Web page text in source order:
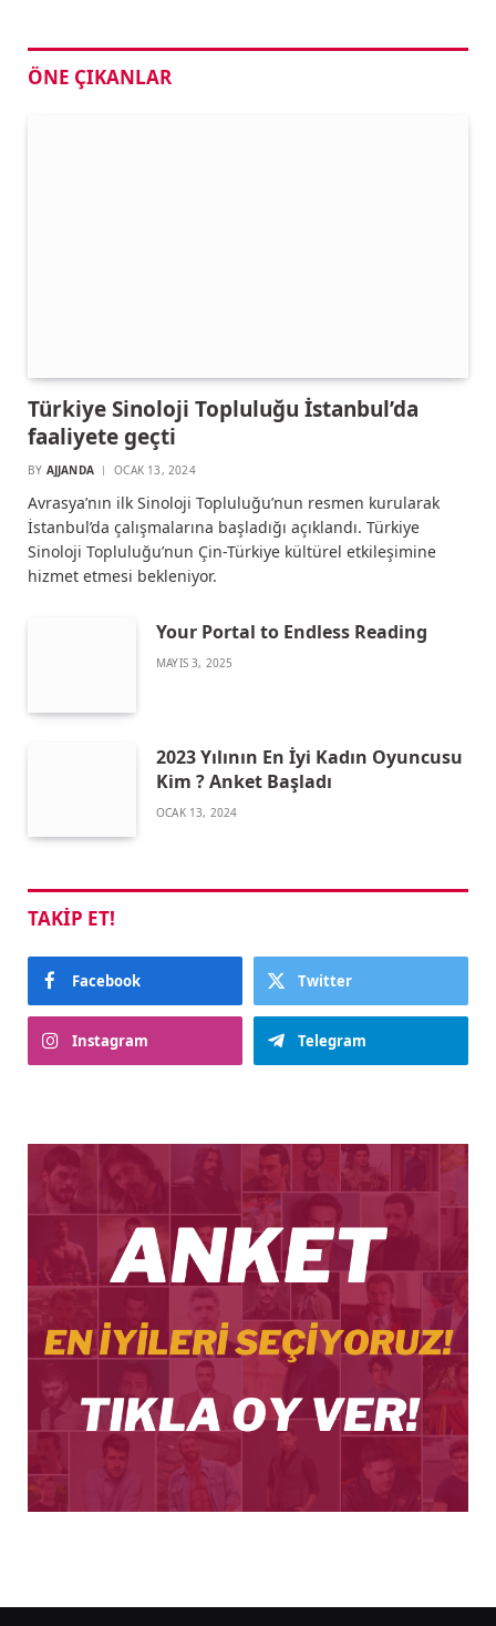
ÖNE ÇIKANLAR
Türkiye Sinoloji Topluluğu İstanbul’da
faaliyete geçti
BY AJJANDA OCAK 13, 2024
Avrasya’nın ilk Sinoloji Topluluğu’nun resmen kurularak
İstanbul’da çalışmalarına başladığı açıklandı. Türkiye
Sinoloji Topluluğu’nun Çin-Türkiye kültürel etkileşimine
hizmet etmesi bekleniyor.
Your Portal to Endless Reading
MAYIS 3, 2025
2023 Yılının En İyi Kadın Oyuncusu
Kim ? Anket Başladı
OCAK 13, 2024
TAKIP ET!
Facebook Twitter
Instagram Telegram